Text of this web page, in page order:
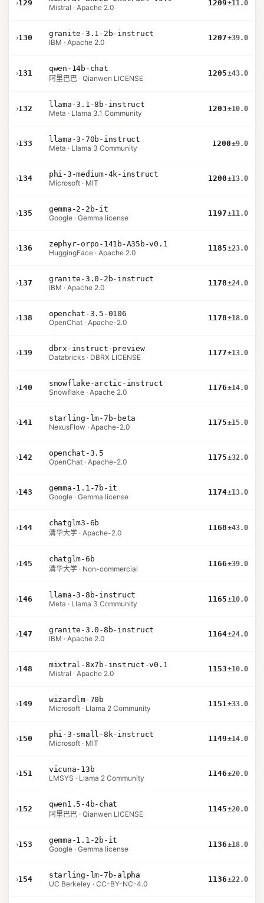
›129
Mistral · Apache 2.0
1209±11.0
›130
granite-3.1-2b-instruct
IBM · Apache 2.0
1207±39.0
›131
qwen-14b-chat
阿里巴巴 · Qianwen LICENSE
1205±43.0
›132
llama-3.1-8b-instruct
Meta · Llama 3.1 Community
1203±10.0
›133
llama-3-70b-instruct
Meta · Llama 3 Community
1200±9.0
›134
phi-3-medium-4k-instruct
Microsoft · MIT
1200±13.0
›135
gemma-2-2b-it
Google · Gemma license
1197±11.0
›136
zephyr-orpo-141b-A35b-v0.1
HuggingFace · Apache 2.0
1185±23.0
›137
granite-3.0-2b-instruct
IBM · Apache 2.0
1178±24.0
›138
openchat-3.5-0106
OpenChat · Apache-2.0
1178±18.0
›139
dbrx-instruct-preview
Databricks · DBRX LICENSE
1177±13.0
›140
snowflake-arctic-instruct
Snowflake · Apache 2.0
1176±14.0
›141
starling-lm-7b-beta
NexusFlow · Apache-2.0
1175±15.0
›142
openchat-3.5
OpenChat · Apache-2.0
1175±32.0
›143
gemma-1.1-7b-it
Google · Gemma license
1174±13.0
›144
chatglm3-6b
清华大学 · Apache-2.0
1168±43.0
›145
chatglm-6b
清华大学 · Non-commercial
1166±39.0
›146
llama-3-8b-instruct
Meta · Llama 3 Community
1165±10.0
›147
granite-3.0-8b-instruct
IBM · Apache 2.0
1164±24.0
›148
mixtral-8x7b-instruct-v0.1
Mistral · Apache 2.0
1153±10.0
›149
wizardlm-70b
Microsoft · Llama 2 Community
1151±33.0
›150
phi-3-small-8k-instruct
Microsoft · MIT
1149±14.0
›151
vicuna-13b
LMSYS · Llama 2 Community
1146±20.0
›152
qwen1.5-4b-chat
阿里巴巴 · Qianwen LICENSE
1145±20.0
›153
gemma-1.1-2b-it
Google · Gemma license
1136±18.0
›154
starling-lm-7b-alpha
UC Berkeley · CC-BY-NC-4.0
1136±22.0